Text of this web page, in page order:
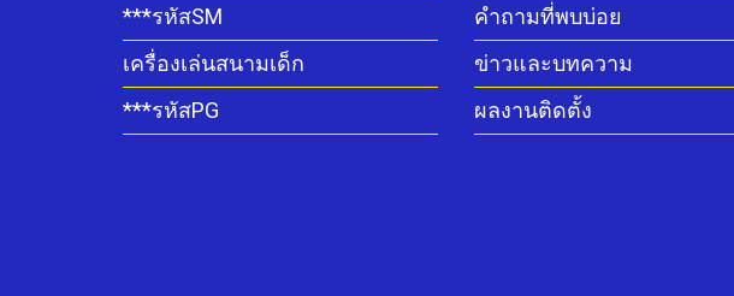
***รหัสSM
เครื่องเล่นสนามเด็ก
***รหัสPG
คำถามที่พบบ่อย
ข่าวและบทความ
ผลงานติดตั้ง